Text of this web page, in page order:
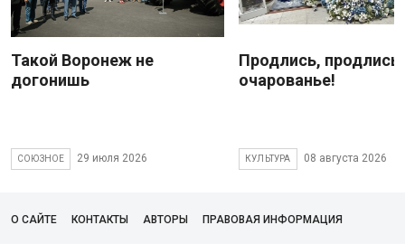
Такой Воронеж не
догонишь
СОЮЗНОЕ 29 июля 2026
Продлись, продлись
очарованье!
КУЛЬТУРА 08 августа 2026
О САЙТЕ КОНТАКТЫ АВТОРЫ ПРАВОВАЯ ИНФОРМАЦИЯ